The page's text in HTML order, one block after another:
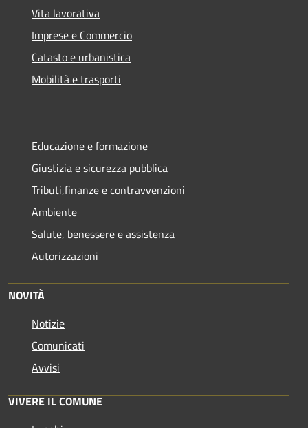
Vita lavorativa
Imprese e Commercio
Catasto e urbanistica
Mobilità e trasporti
Educazione e formazione
Giustizia e sicurezza pubblica
Tributi,finanze e contravvenzioni
Ambiente
Salute, benessere e assistenza
Autorizzazioni
NOVITÀ
Notizie
Comunicati
Avvisi
VIVERE IL COMUNE